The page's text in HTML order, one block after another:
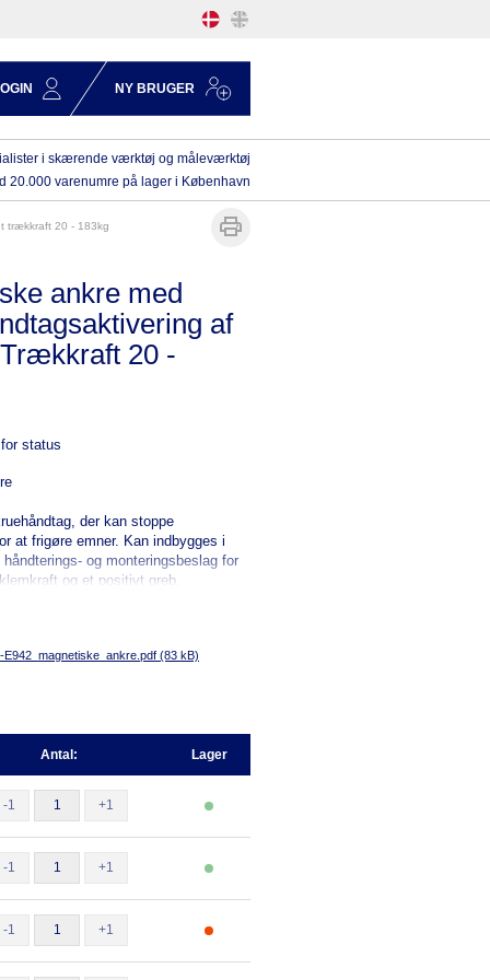
NY BRUGER
i skærende værktøj og måleværktøj
20.000 varenumre på lager i København
trækkraft 20 - 183kg
ankre med
af
20 -
status
der kan stoppe
at frigøre emner. Kan indbygges i
håndterings- og monteringsbeslag for
og et positivt greb.
E942_magnetiske_ankre.pdf (83 kB)
Antal: Lager
-1 +1
-1 +1
-1 +1